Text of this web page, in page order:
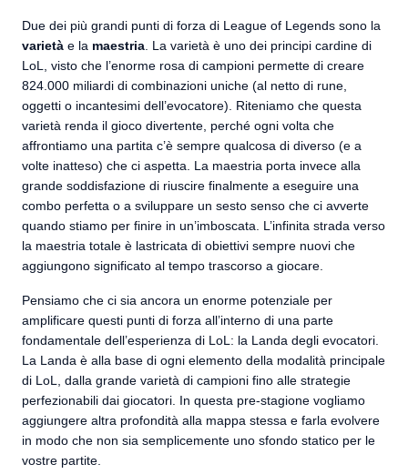
Due dei più grandi punti di forza di League of Legends sono la
varietà e la maestria . La varietà è uno dei principi cardine di
LoL, visto che l’enorme rosa di campioni permette di creare
824.000 miliardi di combinazioni uniche (al netto di rune,
oggetti o incantesimi dell’evocatore). Riteniamo che questa
varietà renda il gioco divertente, perché ogni volta che
affrontiamo una partita c’è sempre qualcosa di diverso (e a
volte inatteso) che ci aspetta. La maestria porta invece alla
grande soddisfazione di riuscire finalmente a eseguire una
combo perfetta o a sviluppare un sesto senso che ci avverte
quando stiamo per finire in un’imboscata. L’infinita strada verso
la maestria totale è lastricata di obiettivi sempre nuovi che
aggiungono significato al tempo trascorso a giocare.
Pensiamo che ci sia ancora un enorme potenziale per
amplificare questi punti di forza all’interno di una parte
fondamentale dell’esperienza di LoL: la Landa degli evocatori.
La Landa è alla base di ogni elemento della modalità principale
di LoL, dalla grande varietà di campioni fino alle strategie
perfezionabili dai giocatori. In questa pre-stagione vogliamo
aggiungere altra profondità alla mappa stessa e farla evolvere
in modo che non sia semplicemente uno sfondo statico per le
vostre partite.